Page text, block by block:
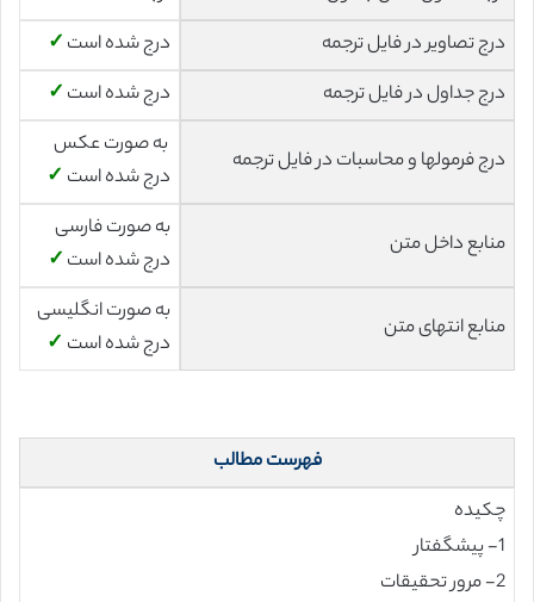
درج تصاویر در فایل ترجمه
درج شده است ✓
درج جداول در فایل ترجمه
درج شده است ✓
درج فرمولها و محاسبات در فایل ترجمه
به صورت عکس
درج شده است ✓
منابع داخل متن
به صورت فارسی
درج شده است ✓
منابع انتهای متن
به صورت انگلیسی
درج شده است ✓
فهرست مطالب
چکیده
1- پیشگفتار
2- مرور تحقیقات